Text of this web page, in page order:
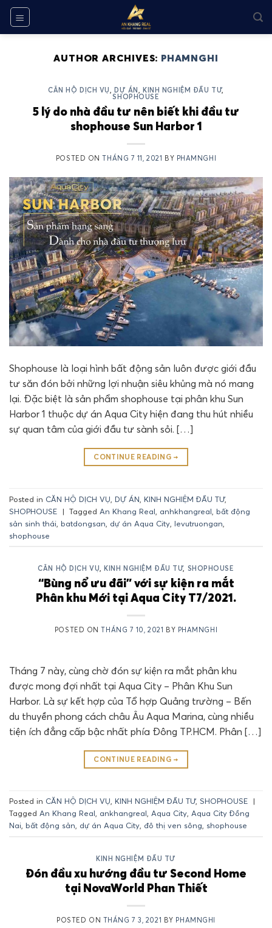
Skip
content
AUTHOR ARCHIVES: PHAMNGHI
CĂN HỘ DỊCH VỤ, DỰ ÁN , KINH NGHIỆM ĐẦU TƯ,
SHOPHOUSE
5 lý do nhà đầu tư nên biết khi đầu tư
shophouse Sun Harbor 1
POSTED ONTHÁNG 7 11, 2021 BY PHAMNGHI
Shophouse là loại hình bất động sản luôn được giới đầu
tư săn đón bởi những lợi nhuận siêu khủng mà nó mang
lại. Đặc biệt là sản phẩm shophouse tại phân khu Sun
Harbor 1 thuộc dự án Aqua City hiện đang thu hút nhiều
sự quan tâm của giới đầu tư sành sỏi. […]
CONTINUE READING →
Posted in CĂN HỘ DỊCH VỤ DỰ ÁN KINH NGHIỆM ĐẦU TƯ,
SHOPHOUSE
| Tagged An Khang Real anhkhangreal bất động
sản sinh thái batdongsan dự án Aqua City levutruongan
shophouse
CĂN HỘ DỊCH VỤ, KINH NGHIỆM ĐẦU TƯ, SHOPHOUSE
“Bùng nổ ưu đãi” với sự kiện ra mắt
Phân khu Mới tại Aqua City T7/2021.
POSTED ONTHÁNG 7 10, 2021 BY PHAMNGHI
Tháng 7 này, cùng chờ đón sự kiện ra mắt phân khu
được mong đợi nhất tại Aqua City – Phân Khu Sun
Harbor. Là sự kết hợp của Tổ hợp Quảng trường – Bến
du thuyền phong cách châu Âu Aqua Marina, cùng nhiều
tiện ích đẳng cấp bậc nhất phía Đông TP.HCM. Phân […]
CONTINUE READING →
Posted in CĂN HỘ DỊCH VỤ, KINH NGHIỆM ĐẦU TƯ, SHOPHOUSE
|
Tagged An Khang Real, ankhangreal, Aqua City, Aqua City Đồng
Nai, bất động sản, dự án Aqua City, đô thị ven sông, shophouse
KINH NGHIỆM ĐẦU TƯ
Đón đầu xu hướng đầu tư Second Home
tại NovaWorld Phan Thiết
POSTED ON THÁNG 7 3, 2021 BY PHAMNGHI